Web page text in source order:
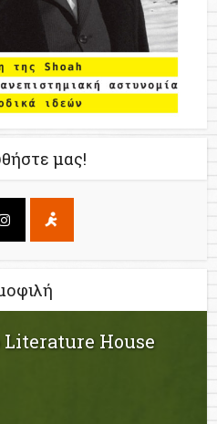
μας!
Literature House